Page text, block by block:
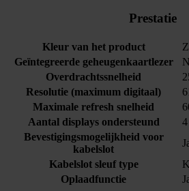
Prestatie
Kleur van het product
Geïntegreerde geheugenkaartlezer
Overdrachtssnelheid
Resolutie (maximum digitaal)
Maximale refresh snelheid
Aantal displays ondersteund
4
Bevestigingsmogelijkheid voor
kabelslot
Kabelslot sleuf type
Oplaadfunctie